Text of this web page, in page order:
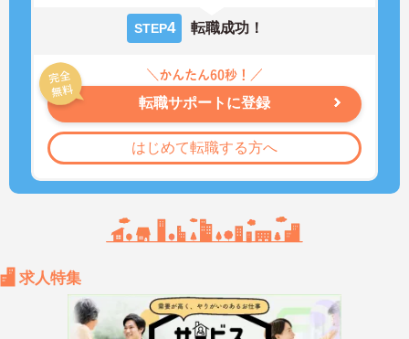
STEP4 転職成功！
転職サポートに登録
はじめて転職する方へ
求人特集